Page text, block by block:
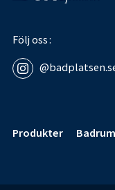
Följ oss
Produkter